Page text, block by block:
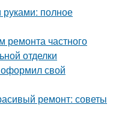
полное
ремонта частного
отделки
свой
ремонт: советы